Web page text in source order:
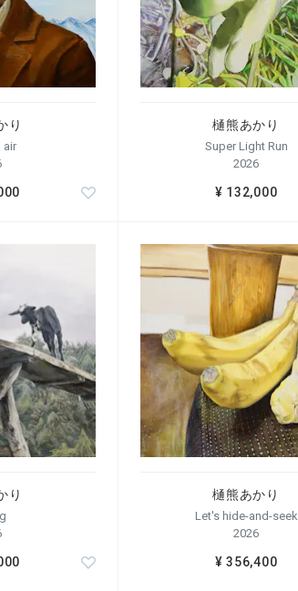
り
air
樋熊あかり
Super Light Run
2026
¥ 132,000
り
樋熊あかり
Let's hide-and-seek
2026
¥ 356,400